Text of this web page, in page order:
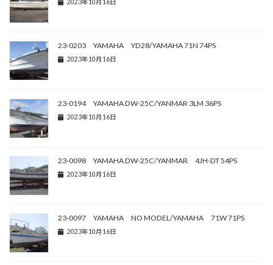
2023年10月16日
23-0203 YAMAHA YD28/YAMAHA 71N 74PS
2023年10月16日
23-0194 YAMAHA DW-25C/YANMAR 3LM 36PS
2023年10月16日
23-0098 YAMAHA DW-25C/YANMAR 4JH-DT 54PS
2023年10月16日
23-0097 YAMAHA NO MODEL/YAMAHA 71W 71PS
2023年10月16日